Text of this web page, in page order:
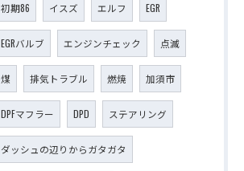
初期86 イスズ エルフ EGR
EGRバルブ エンジンチェック 点滅
煤 排気トラブル 燃焼 加須市
DPFマフラー DPD ステアリング
ダッシュの辺りからガタガタ